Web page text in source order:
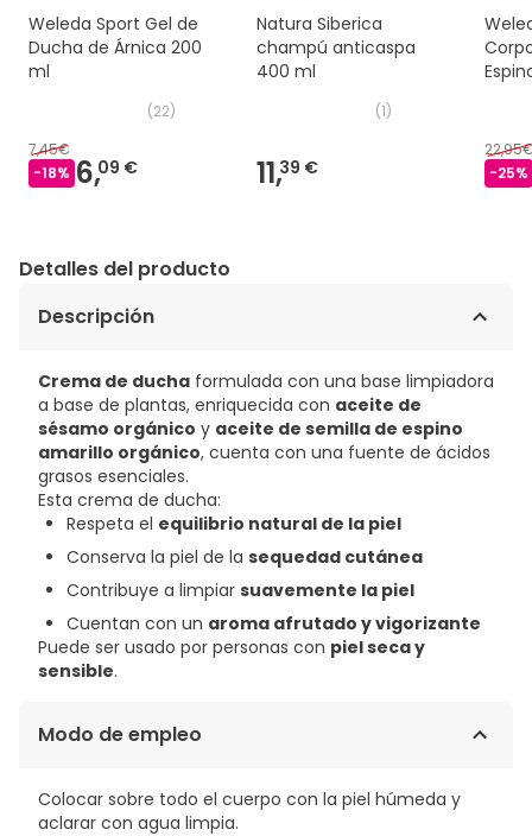
Weleda Sport Gel de
Ducha de Árnica 200
ml
(22)
7,45€
-18% 6,09 €
Natura Siberica
champú anticaspa
400 ml
(1)
11,39 €
-25%
Detalles del producto
Descripción
Crema de ducha formulada con una base limpiadora
a base de plantas, enriquecida con aceite de
sésamo orgánico y aceite de semilla de espino
amarillo orgánico, cuenta con una fuente de ácidos
grasos esenciales.
Esta crema de ducha:
Respeta el equilibrio natural de la piel
Conserva la piel de la sequedad cutánea
Contribuye a limpiar suavemente la piel
Cuentan con un aroma afrutado y vigorizante
Puede ser usado por personas con piel seca y
sensible.
Modo de empleo
Colocar sobre todo el cuerpo con la piel húmeda y
aclarar con agua limpia.